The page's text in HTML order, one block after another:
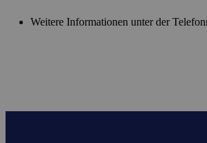
Weitere Informationen unter der